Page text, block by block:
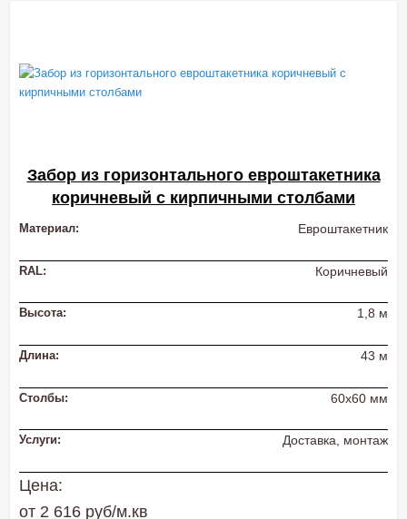
Забор из горизонтального евроштакетника
коричневый с кирпичными столбами
Материал: Евроштакетник
RAL: Коричневый
Высота: 1,8 м
Длина: 43 м
Столбы: 60х60 мм
Услуги: Доставка, монтаж
Цена:
от 2 616 руб/м.кв